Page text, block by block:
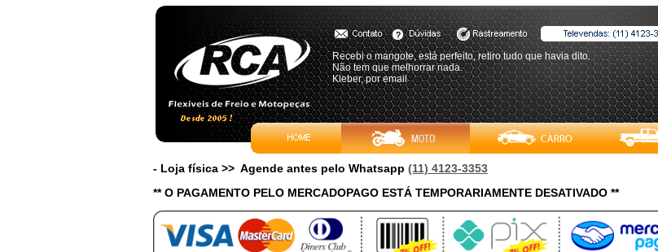
Recebi o mangote, está perfeito, retiro tudo que havia dito.
Não tem que melhorrar nada.
Kleber, por email
- Loja física >> Agende antes pelo Whatsapp (11) 4123-3353
** O PAGAMENTO PELO MERCADOPAGO ESTÁ TEMPORARIAMENTE DESATIVADO **